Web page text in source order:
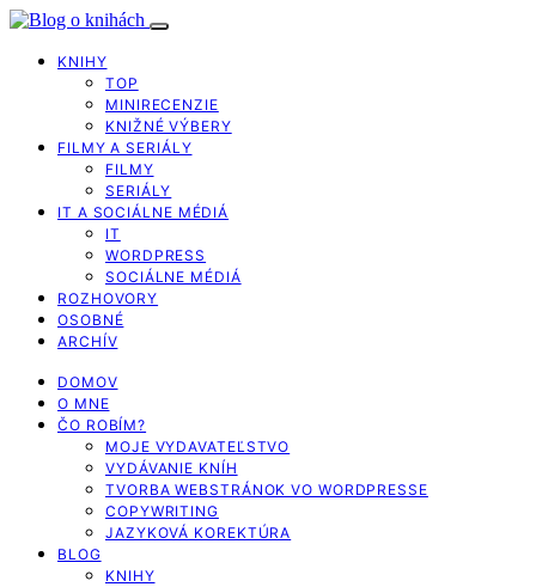
KNIHY
TOP
MINIRECENZIE
KNIŽNÉ VÝBERY
FILMY A SERIÁLY
FILMY
SERIÁLY
IT A SOCIÁLNE MÉDIÁ
IT
WORDPRESS
SOCIÁLNE MÉDIÁ
ROZHOVORY
OSOBNÉ
ARCHÍV
DOMOV
O MNE
ČO ROBÍM?
MOJE VYDAVATEĽSTVO
VYDÁVANIE KNÍH
TVORBA WEBSTRÁNOK VO WORDPRESSE
COPYWRITING
JAZYKOVÁ KOREKTÚRA
BLOG
KNIHY